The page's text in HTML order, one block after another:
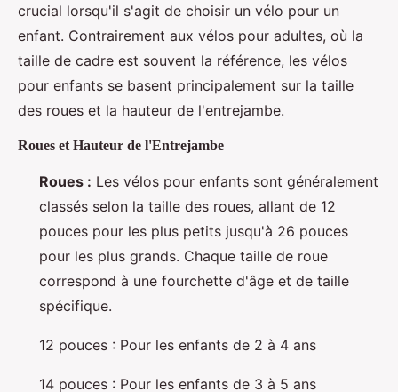
crucial lorsqu'il s'agit de choisir un vélo pour un
enfant. Contrairement aux vélos pour adultes, où la
taille de cadre est souvent la référence, les vélos
pour enfants se basent principalement sur la taille
des roues et la hauteur de l'entrejambe.
Roues et Hauteur de l'Entrejambe
Roues : Les vélos pour enfants sont généralement
classés selon la taille des roues, allant de 12
pouces pour les plus petits jusqu'à 26 pouces
pour les plus grands. Chaque taille de roue
correspond à une fourchette d'âge et de taille
spécifique.
12 pouces : Pour les enfants de 2 à 4 ans
14 pouces : Pour les enfants de 3 à 5 ans